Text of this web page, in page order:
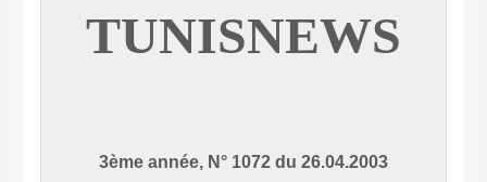
3ème année,